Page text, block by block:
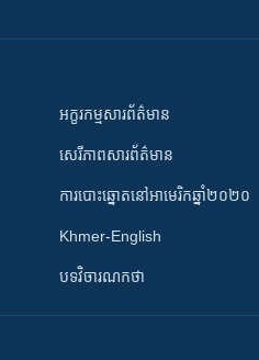
អក្ខរកម្មសារព័ត៌មាន
សេរីភាពសារព័ត៌មាន
ការបោះឆ្នោតនៅអាមេរិកឆ្នាំ២០២០
Khmer-English
បទវិចារណកថា